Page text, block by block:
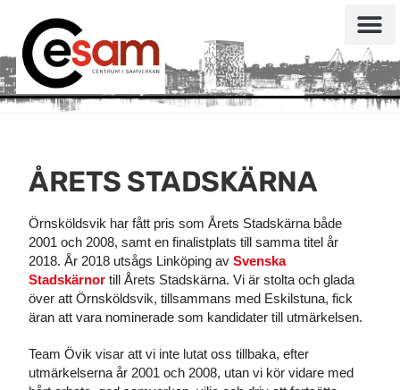
ÅRETS STADSKÄRNA
Örnsköldsvik har fått pris som Årets Stadskärna både
2001 och 2008, samt en finalistplats till samma titel år
2018. År 2018 utsågs Linköping avSvenska
Stadskärnor till Årets Stadskärna. Vi är stolta och glada
över att Örnsköldsvik, tillsammans med Eskilstuna, fick
äran att vara nominerade som kandidater till utmärkelsen.
Team Övik visar att vi inte lutat oss tillbaka, efter
utmärkelserna år 2001 och 2008, utan vi kör vidare med